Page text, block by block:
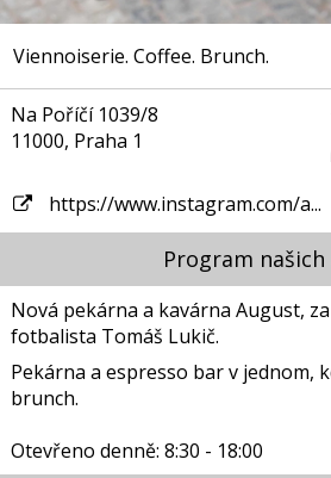
Viennoiserie. Coffee. Brunch.
Na Poříčí 1039/8
11000, Praha 1
https://www.instagram.com/a...
Program našich
Nová pekárna a kavárna August,
fotbalista Tomáš Lukič.
Pekárna a espresso bar v jednom,
brunch.
Otevřeno denně: 8:30 - 18:00